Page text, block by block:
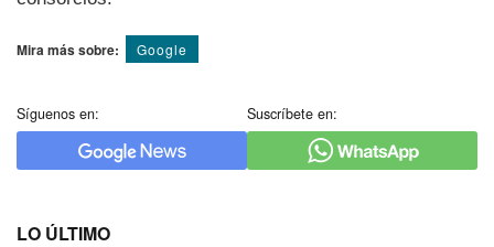
Mira más sobre: Google
Síguenos en: Suscríbete en:
LO ÚLTIMO